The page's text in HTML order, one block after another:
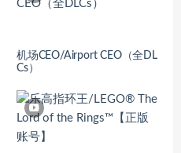
机场CEO/Airport CEO（全DL
Cs）